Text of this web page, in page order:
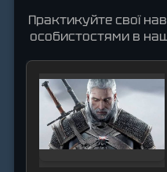
Практикуйте свої
особистостями в